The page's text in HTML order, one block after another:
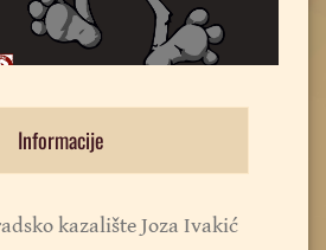
Informacije
kazalište Joza Ivakić